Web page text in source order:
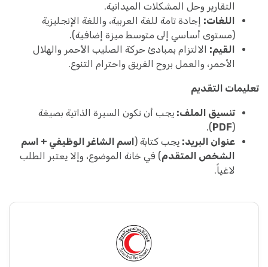
التقارير وحل المشكلات الميدانية.
اللغات: إجادة تامة للغة العربية، واللغة الإنجليزية
(مستوى أساسي إلى متوسط ميزة إضافية).
القيم: الالتزام بمبادئ حركة الصليب الأحمر والهلال
الأحمر، والعمل بروح الفريق واحترام التنوع.
تعليمات التقديم
تنسيق الملف: يجب أن تكون السيرة الذاتية بصيغة
(
PDF
).
عنوان البريد: يجب كتابة (اسم الشاغر الوظيفي + اسم
الشخص المتقدم) في خانة الموضوع، وإلا يعتبر الطلب
لاغياً.